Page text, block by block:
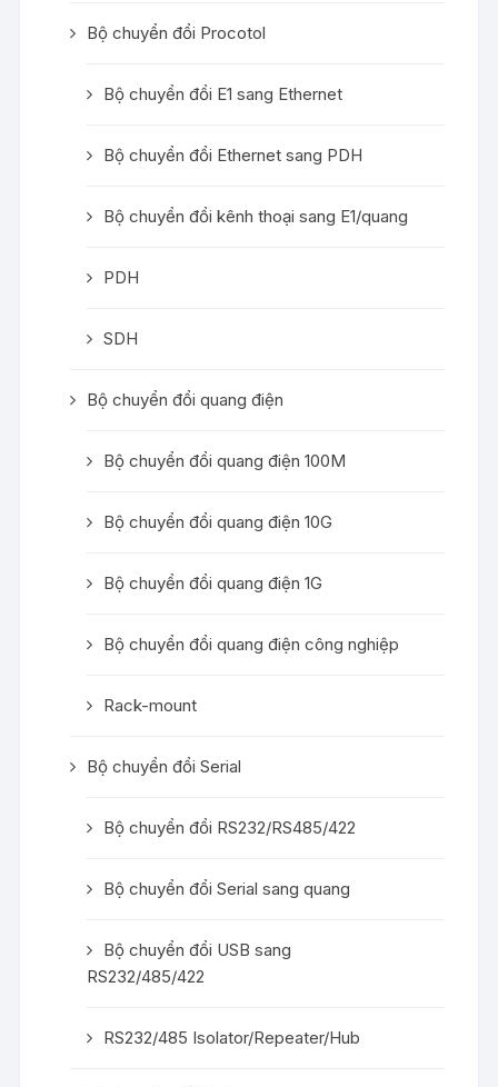
Bộ chuyển đổi Procotol
Bộ chuyển đổi E1 sang Ethernet
Bộ chuyển đổi Ethernet sang PDH
Bộ chuyển đổi kênh thoại sang E1/quang
PDH
SDH
Bộ chuyển đổi quang điện
Bộ chuyển đổi quang điện 100M
Bộ chuyển đổi quang điện 10G
Bộ chuyển đổi quang điện 1G
Bộ chuyển đổi quang điện công nghiệp
Rack-mount
Bộ chuyển đổi Serial
Bộ chuyển đổi RS232/RS485/422
Bộ chuyển đổi Serial sang quang
Bộ chuyển đổi USB sang
RS232/485/422
RS232/485 Isolator/Repeater/Hub